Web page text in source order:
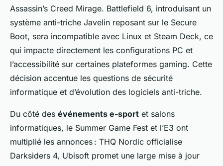
Assassin’s Creed Mirage. Battlefield 6, introduisant un
système anti-triche Javelin reposant sur le Secure
Boot, sera incompatible avec Linux et Steam Deck, ce
qui impacte directement les configurations PC et
l’accessibilité sur certaines plateformes gaming. Cette
décision accentue les questions de sécurité
informatique et d’évolution des logiciels anti-triche.
Du côté des événements e-sport et salons
informatiques, le Summer Game Fest et l’E3 ont
multiplié les annonces : THQ Nordic officialise
Darksiders 4, Ubisoft promet une large mise à jour